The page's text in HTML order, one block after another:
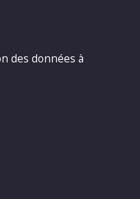
des données à